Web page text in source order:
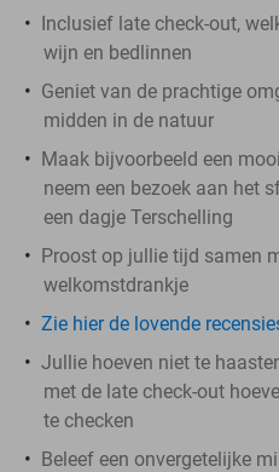
Inclusief late check-out,
wijn en bedlinnen
Geniet van de prachtige
midden in de natuur
Maak bijvoorbeeld een
neem een bezoek aan het
een dagje Terschelling
Proost op jullie tijd samen
welkomstdrankje
Zie hier de lovende
Jullie hoeven niet te
met de late check-out
te checken
Beleef een onvergetelijke